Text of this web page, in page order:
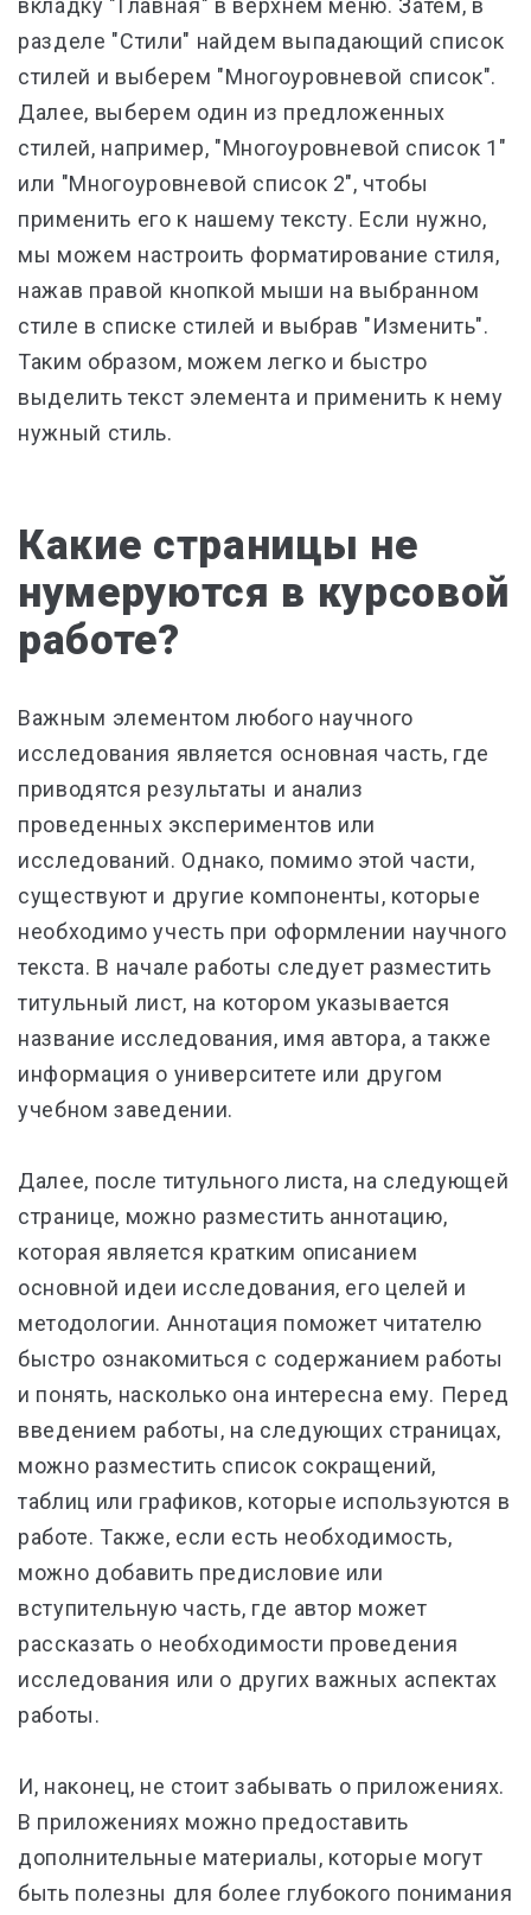
вкладку "Главная" в верхнем меню. Затем, в
разделе "Стили" найдем выпадающий список
стилей и выберем "Многоуровневой список".
Далее, выберем один из предложенных
стилей, например, "Многоуровневой список 1"
или "Многоуровневой список 2", чтобы
применить его к нашему тексту. Если нужно,
мы можем настроить форматирование стиля,
нажав правой кнопкой мыши на выбранном
стиле в списке стилей и выбрав "Изменить".
Таким образом, можем легко и быстро
выделить текст элемента и применить к нему
нужный стиль.
Какие страницы не
нумеруются в курсовой
работе?
Важным элементом любого научного
исследования является основная часть, где
приводятся результаты и анализ
проведенных экспериментов или
исследований. Однако, помимо этой части,
существуют и другие компоненты, которые
необходимо учесть при оформлении научного
текста. В начале работы следует разместить
титульный лист, на котором указывается
название исследования, имя автора, а также
информация о университете или другом
учебном заведении.
Далее, после титульного листа, на следующей
странице, можно разместить аннотацию,
которая является кратким описанием
основной идеи исследования, его целей и
методологии. Аннотация поможет читателю
быстро ознакомиться с содержанием работы
и понять, насколько она интересна ему. Перед
введением работы, на следующих страницах,
можно разместить список сокращений,
таблиц или графиков, которые используются в
работе. Также, если есть необходимость,
можно добавить предисловие или
вступительную часть, где автор может
рассказать о необходимости проведения
исследования или о других важных аспектах
работы.
И, наконец, не стоит забывать о приложениях.
В приложениях можно предоставить
дополнительные материалы, которые могут
быть полезны для более глубокого понимания